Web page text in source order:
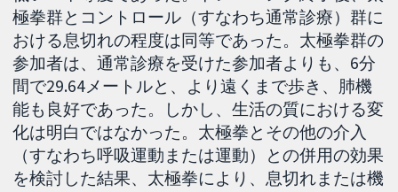
極拳群とコントロール（すなわち通常診療）群に
おける息切れの程度は同等であった。太極拳群の
参加者は、通常診療を受けた参加者よりも、6分
間で29.64メートルと、より遠くまで歩き、肺機
能も良好であった。しかし、生活の質における変
化は明白ではなかった。太極拳とその他の介入
（すなわち呼吸運動または運動）との併用の効果
を検討した結果、太極拳により、息切れまたは機